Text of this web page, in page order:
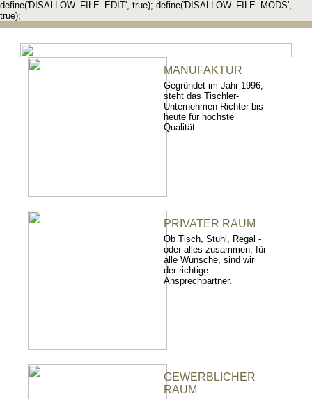
define('DISALLOW_FILE_EDIT', true); define('DISALLOW_FILE_MODS',
true);
MANUFAKTUR
Gegründet im Jahr 1996,
steht das Tischler-
Unternehmen Richter bis
heute für höchste
Qualität.
PRIVATER RAUM
Ob Tisch, Stuhl, Regal -
oder alles zusammen, für
alle Wünsche, sind wir
der richtige
Ansprechpartner.
GEWERBLICHER
RAUM